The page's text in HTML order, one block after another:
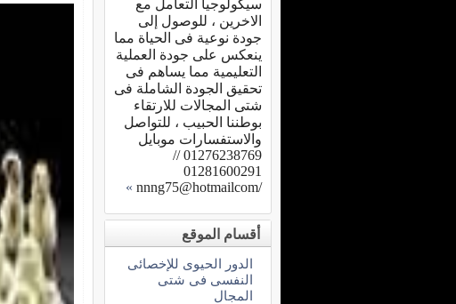
سيكولوجيا التعامل مع
الاخرين ، للوصول إلى
جودة نوعية فى الحياة مما
ينعكس على جودة العملية
التعليمية مما يساهم فى
تحقيق الجودة الشاملة فى
شتى المجالات للارتقاء
بوطننا الحبيب ، للتواصل
والاستفسارات موبايل
01276238769 //
01281600291
/nnng75@hotmailcom
»
أقسام الموقع
الدور الحيوى للإخصائى
النفسى فى شتى
المجال